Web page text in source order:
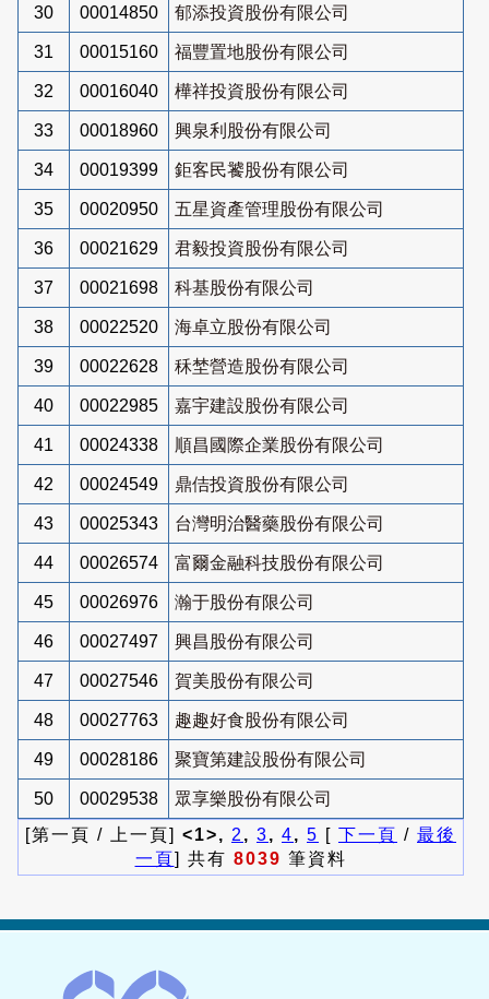
30 00014850 郁添投資股份有限公司
31 00015160 福豐置地股份有限公司
32 00016040 樺祥投資股份有限公司
33 00018960 興泉利股份有限公司
34 00019399 鉅客民饕股份有限公司
35 00020950 五星資產管理股份有限公司
36 00021629 君毅投資股份有限公司
37 00021698 科基股份有限公司
38 00022520 海卓立股份有限公司
39 00022628 秝埜營造股份有限公司
40 00022985 嘉宇建設股份有限公司
41 00024338 順昌國際企業股份有限公司
42 00024549 鼎佶投資股份有限公司
43 00025343 台灣明治醫藥股份有限公司
44 00026574 富爾金融科技股份有限公司
45 00026976 瀚于股份有限公司
46 00027497 興昌股份有限公司
47 00027546 賀美股份有限公司
48 00027763 趣趣好食股份有限公司
49 00028186 聚寶第建設股份有限公司
50 00029538
眾享樂股份有限公司
[第一頁 / 上一頁] <1>, 2 , 3, 4, 5 [ 下一頁 / 最後
一頁] 共有 8039 筆資料